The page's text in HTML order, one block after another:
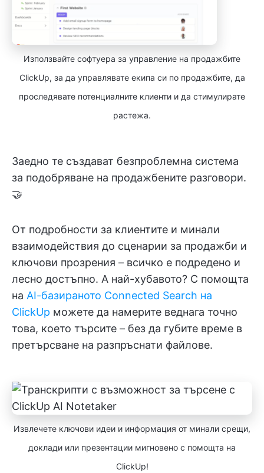
Използвайте софтуера за управление на продажбите
ClickUp, за да управлявате екипа си по продажбите, да
проследявате потенциалните клиенти и да стимулирате
растежа.
Заедно те създават безпроблемна система
за подобряване на продажбените разговори.
🤝
От подробности за клиентите и минали
взаимодействия до сценарии за продажби и
ключови прозрения – всичко е подредено и
лесно достъпно. А най-хубавото? С помощта
на AI-базираното Connected Search на
ClickUp можете да намерите веднага точно
това, което търсите – без да губите време в
претърсване на разпръснати файлове.
Извлечете ключови идеи и информация от минали срещи,
доклади или презентации мигновено с помощта на
ClickUp!